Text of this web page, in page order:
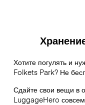
Хотите погулять и
Folkets Park? Не
Сдайте свои вещи в
LuggageHero